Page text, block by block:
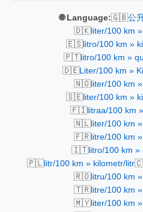
🌐 Language:🇬🇧公
🇩🇰liter/100 km
🇪🇸litro/100 km »
🇵🇹litro/100 km »
🇩🇪Liter/100 km »
🇳🇴liter/100 km
🇸🇪liter/100 km »
🇫🇮litraa/100 km
🇳🇱liter/100 km
🇫🇷litre/100 km
🇮🇹litro/100 km »
🇵🇱litr/100 km » kilometr/litr
🇷🇴litru/100 km
🇹🇷litre/100 km
🇲🇾liter/100 km